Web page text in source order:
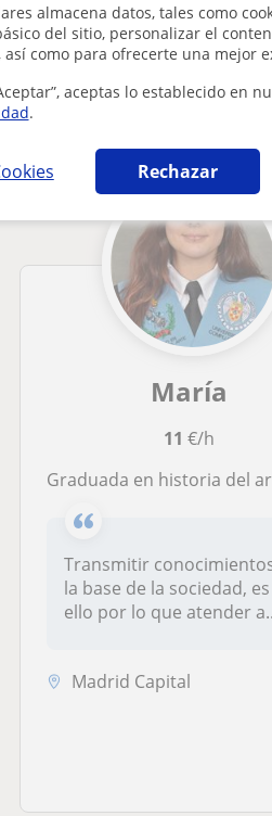
almacena datos, tales como
del sitio, personalizar el
así como para ofrecerte una mejor
aceptas lo establecido en
.
Rechazar
en Madrid que
María
11 €/h
Graduada en historia del arte, me gusta transmitir conocimientos a todo aquel que se preste
Transmitir
la base de la sociedad,
ello por lo que atender
Madrid Capital